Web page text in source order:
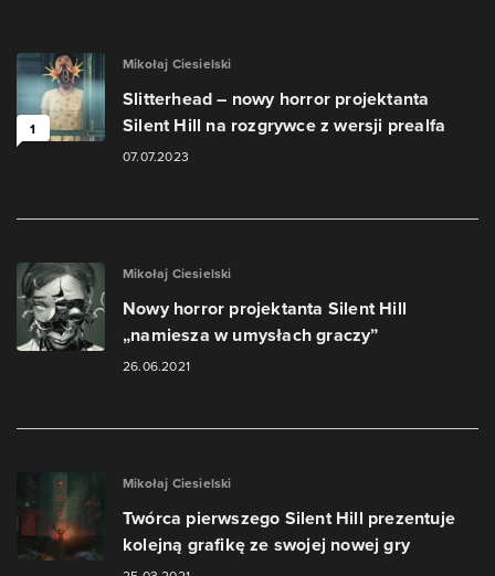
1
Mikołaj Ciesielski
Slitterhead – nowy horror projektanta
Silent Hill na rozgrywce z wersji prealfa
07.07.2023
Mikołaj Ciesielski
Nowy horror projektanta Silent Hill
„namiesza w umysłach graczy”
26.06.2021
Mikołaj Ciesielski
Twórca pierwszego Silent Hill prezentuje
kolejną grafikę ze swojej nowej gry